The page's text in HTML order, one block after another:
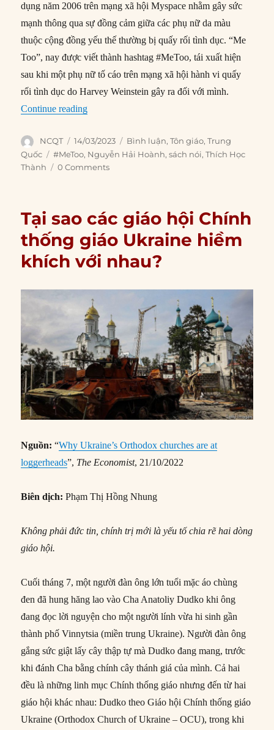
dụng năm 2006 trên mạng xã hội Myspace nhằm gây sức
mạnh thông qua sự đồng cảm giữa các phụ nữ da màu
thuộc cộng đồng yếu thế thường bị quấy rối tình dục. “Me
Too”, nay được viết thành hashtag #MeToo, tái xuất hiện
sau khi một phụ nữ tố cáo trên mạng xã hội hành vi quấy
rối tình dục do Harvey Weinstein gây ra đối với mình.
Continue reading“Phong trào “Me Too” đánh đổ hội trưởng
Author
NCQT
Posted
on
14/03/2023 Categories
Bình luận,Tôn giáo,Trung
Quốc
Tags
#MeToo, Nguyễn Hải Hoành,sách nói,Thích Học
Thành
0 Comments
Tại sao các giáo hội Chính
thống giáo Ukraine hiềm
khích với nhau?
Nguồn:“Why Ukraine’s Orthodox churches are at
loggerheads”, The Economist, 21/10/2022
Biên dịch:Phạm Thị Hồng Nhung
Không phải đức tin, chính trị mới là yếu tố chia rẽ hai dòng
giáo hội.
Cuối tháng 7, một người đàn ông lớn tuổi mặc áo chùng
đen đã hung hăng lao vào Cha Anatoliy Dudko khi ông
đang đọc lời nguyện cho một người lính vừa hi sinh gần
thành phố Vinnytsia (miền trung Ukraine). Người đàn ông
gắng sức giật lấy cây thập tự mà Dudko đang mang, trước
khi đánh Cha bằng chính cây thánh giá của mình. Cả hai
đều là những linh mục Chính thống giáo nhưng đến từ hai
giáo hội khác nhau: Dudko theo Giáo hội Chính thống giáo
Ukraine (Orthodox Church of Ukraine – OCU), trong khi